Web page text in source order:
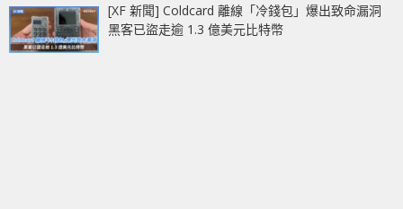
[XF 新聞] Coldcard 離線「冷錢包」爆出致命漏洞
黑客已盜走逾 1.3 億美元比特幣